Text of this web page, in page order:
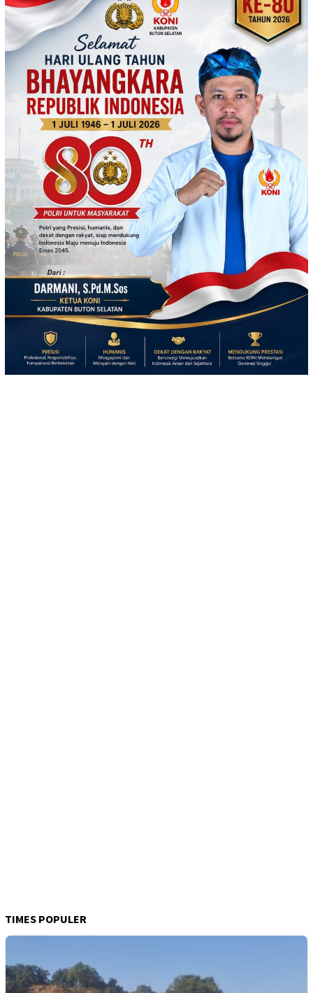
TIMES POPULER